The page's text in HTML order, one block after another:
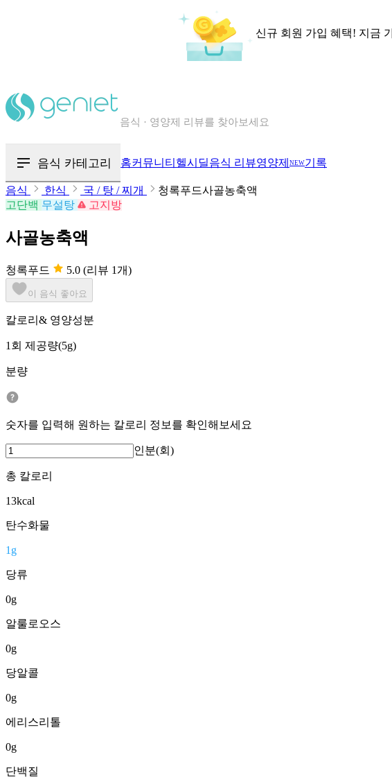
신규 회원 가입 혜택! 지금
칼로리와 영양성분을 검색해보세요
음식 카테고리 홈커뮤니티 헬시딜음식 리뷰영양제 NEW기록
음식 한식 국 / 탕 / 찌개
청록푸드사골농축액
고단백 무설탕 고지방
사골농축액
청록푸드 5.0 (리뷰 1개)
이 음식 좋아요
칼로리& 영양성분
1회 제공량(5g)
분량
숫자를 입력해 원하는 칼로리 정보를 확인해보세요
인분(회)
총 칼로리
13kcal
탄수화물
1 g
당류
0g
알룰로오스
0g
당알콜
0g
에리스리톨
0g
단백질